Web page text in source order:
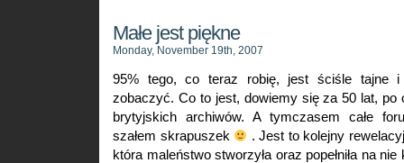
Małe jest piękne
Monday, November 19th, 2007
95% tego, co teraz robię, jest ściśle tajne
zobaczyć. Co to jest, dowiemy się za 50 lat, po
brytyjskich archiwów. A tymczasem całe
szałem skrapuszek
. Jest to kolejny
która maleństwo stworzyła oraz popełniła na